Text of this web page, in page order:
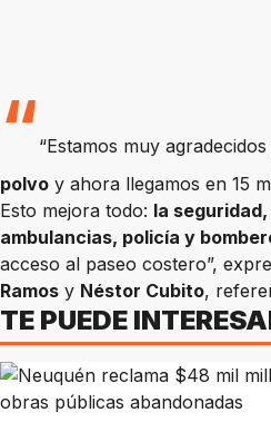
“Estamos muy
polvo y ahora llegamos en 15
Esto mejora todo: la
ambulancias, policía y
acceso al paseo costero”,
Ramos y Néstor Cubito,
TE PUEDE